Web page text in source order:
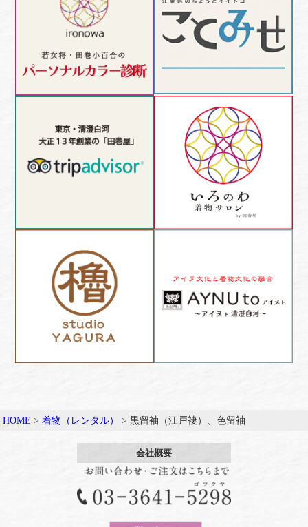
HOME >着物（レンタル） >黒留袖（江戸褄）、色留袖
会社概要